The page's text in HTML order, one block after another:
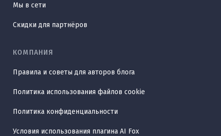
Мы в сети
Скидки для партнёров
КОМПАНИЯ
Правила и советы для авторов блога
Политика использования файлов cookie
Политика конфиденциальности
Условия использования плагина AI Fox